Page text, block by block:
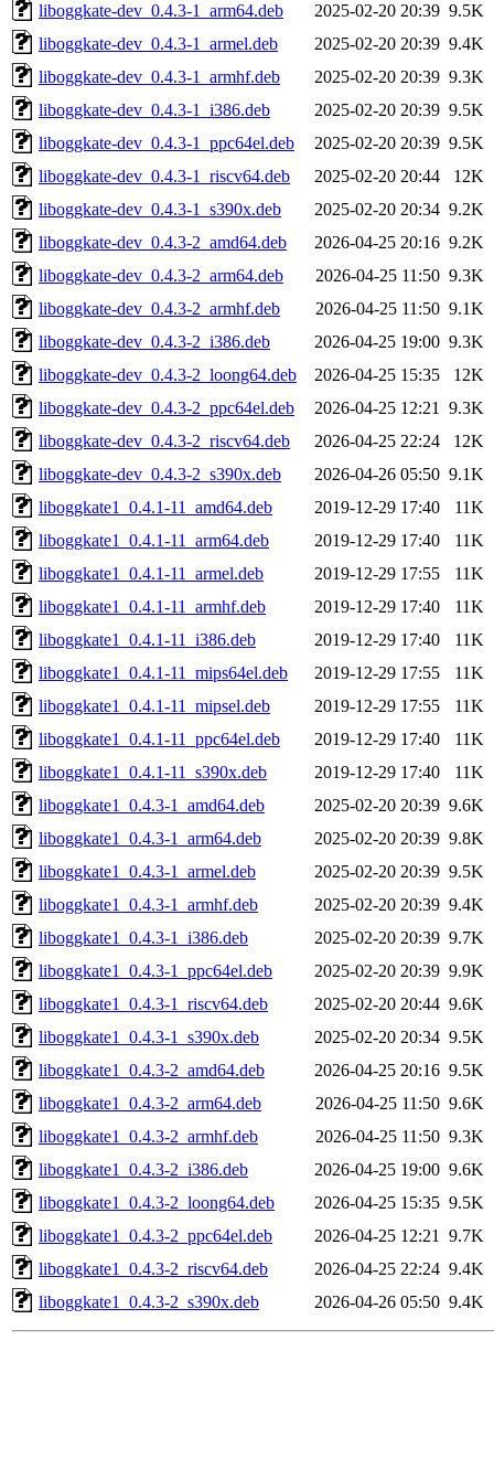
liboggkate-dev_0.4.3-1_arm64.deb 2025-02-20 20:39 9.5K
liboggkate-dev_0.4.3-1_armel.deb
2025-02-20 20:39 9.4K
liboggkate-dev_0.4.3-1_armhf.deb
2025-02-20 20:39 9.3K
liboggkate-dev_0.4.3-1_i386.deb
2025-02-20 20:39 9.5K
liboggkate-dev_0.4.3-1_ppc64el.deb
2025-02-20 20:39 9.5K
liboggkate-dev_0.4.3-1_riscv64.deb
2025-02-20 20:44
12K
liboggkate-dev_0.4.3-1_s390x.deb
2025-02-20 20:34 9.2K
liboggkate-dev_0.4.3-2_amd64.deb
2026-04-25 20:16 9.2K
liboggkate-dev_0.4.3-2_arm64.deb
2026-04-25 11:50 9.3K
liboggkate-dev_0.4.3-2_armhf.deb
2026-04-25 11:50 9.1K
liboggkate-dev_0.4.3-2_i386.deb
2026-04-25 19:00 9.3K
liboggkate-dev_0.4.3-2_loong64.deb
2026-04-25 15:35
12K
liboggkate-dev_0.4.3-2_ppc64el.deb
2026-04-25 12:21
9.3K
liboggkate-dev_0.4.3-2_riscv64.deb
2026-04-25 22:24
12K
liboggkate-dev_0.4.3-2_s390x.deb
2026-04-26 05:50 9.1K
liboggkate1_0.4.1-11_amd64.deb
2019-12-29 17:40
11K
liboggkate1_0.4.1-11_arm64.deb
2019-12-29 17:40
11K
liboggkate1_0.4.1-11_armel.deb
2019-12-29 17:55
11K
liboggkate1_0.4.1-11_armhf.deb
2019-12-29 17:40
11K
liboggkate1_0.4.1-11_i386.deb
2019-12-29 17:40
11K
liboggkate1_0.4.1-11_mips64el.deb
2019-12-29 17:55
11K
liboggkate1_0.4.1-11_mipsel.deb
2019-12-29 17:55
11K
liboggkate1_0.4.1-11_ppc64el.deb
2019-12-29 17:40
11K
liboggkate1_0.4.1-11_s390x.deb
2019-12-29 17:40
11K
liboggkate1_0.4.3-1_amd64.deb
2025-02-20 20:39 9.6K
liboggkate1_0.4.3-1_arm64.deb
2025-02-20 20:39 9.8K
liboggkate1_0.4.3-1_armel.deb
2025-02-20 20:39 9.5K
liboggkate1_0.4.3-1_armhf.deb
2025-02-20 20:39 9.4K
liboggkate1_0.4.3-1_i386.deb
2025-02-20 20:39 9.7K
liboggkate1_0.4.3-1_ppc64el.deb
2025-02-20 20:39 9.9K
liboggkate1_0.4.3-1_riscv64.deb
2025-02-20 20:44 9.6K
liboggkate1_0.4.3-1_s390x.deb
2025-02-20 20:34 9.5K
liboggkate1_0.4.3-2_amd64.deb
2026-04-25 20:16 9.5K
liboggkate1_0.4.3-2_arm64.deb
2026-04-25 11:50 9.6K
liboggkate1_0.4.3-2_armhf.deb
2026-04-25 11:50 9.3K
liboggkate1_0.4.3-2_i386.deb
2026-04-25 19:00 9.6K
liboggkate1_0.4.3-2_loong64.deb
2026-04-25 15:35 9.5K
liboggkate1_0.4.3-2_ppc64el.deb
2026-04-25 12:21
9.7K
liboggkate1_0.4.3-2_riscv64.deb
2026-04-25 22:24 9.4K
liboggkate1_0.4.3-2_s390x.deb
2026-04-26 05:50 9.4K